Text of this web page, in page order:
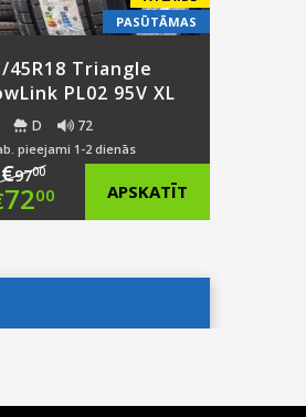
PASŪTĀMAS
45R18 Triangle
PL02 95V XL
D 72
pieejami 1-2 dienās
€9700
Original
was:
€97.00.
7200
price
is:
APSKATĪT